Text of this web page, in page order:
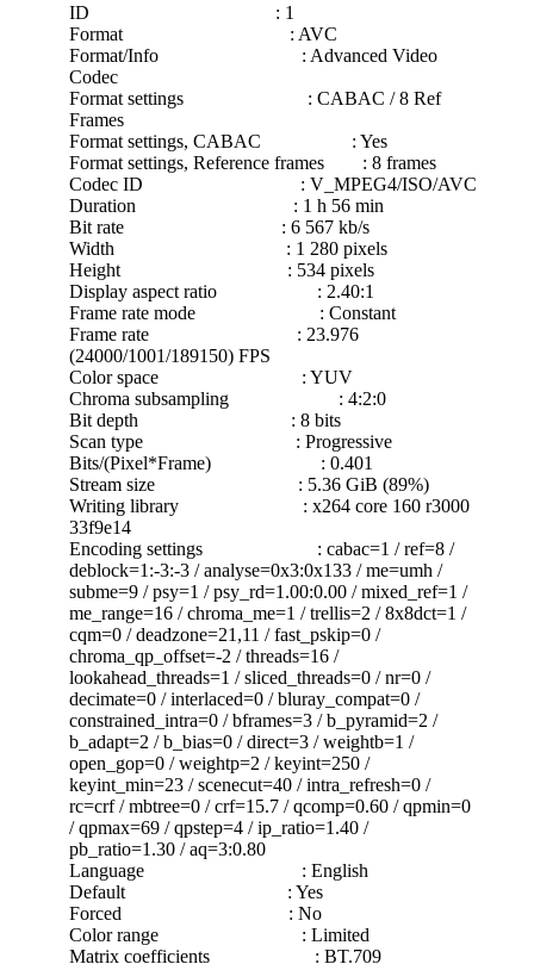
ID : 1
Format : AVC
Format/Info : Advanced Video
Codec
Format settings : CABAC / 8 Ref
Frames
Format settings, CABAC : Yes
Format settings, Reference frames : 8 frames
Codec ID : V_MPEG4/ISO/AVC
Duration : 1 h 56 min
Bit rate : 6 567 kb/s
Width : 1 280 pixels
Height : 534 pixels
Display aspect ratio : 2.40:1
Frame rate mode : Constant
Frame rate : 23.976
(24000/1001/189150) FPS
Color space : YUV
Chroma subsampling : 4:2:0
Bit depth : 8 bits
Scan type : Progressive
Bits/(Pixel*Frame) : 0.401
Stream size : 5.36 GiB (89%)
Writing library : x264 core 160 r3000
33f9e14
Encoding settings : cabac=1 / ref=8 /
deblock=1:-3:-3 / analyse=0x3:0x133 / me=umh /
subme=9 / psy=1 / psy_rd=1.00:0.00 / mixed_ref=1 /
me_range=16 / chroma_me=1 / trellis=2 / 8x8dct=1 /
cqm=0 / deadzone=21,11 / fast_pskip=0 /
chroma_qp_offset=-2 / threads=16 /
lookahead_threads=1 / sliced_threads=0 / nr=0 /
decimate=0 / interlaced=0 / bluray_compat=0 /
constrained_intra=0 / bframes=3 / b_pyramid=2 /
b_adapt=2 / b_bias=0 / direct=3 / weightb=1 /
open_gop=0 / weightp=2 / keyint=250 /
keyint_min=23 / scenecut=40 / intra_refresh=0 /
rc=crf / mbtree=0 / crf=15.7 / qcomp=0.60 / qpmin=0
/ qpmax=69 / qpstep=4 / ip_ratio=1.40 /
pb_ratio=1.30 / aq=3:0.80
Language : English
Default : Yes
Forced : No
Color range : Limited
Matrix coefficients : BT.709